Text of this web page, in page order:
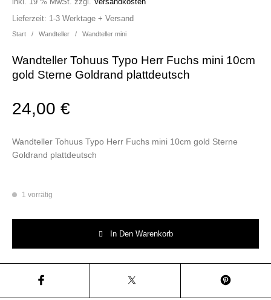
Start / Wandteller / Wandteller mini
Wandteller Tohuus Typo Herr Fuchs mini 10cm
gold Sterne Goldrand plattdeutsch
24,00€
inkl. 19 % MwSt. zzgl.Versandkosten
Wandteller Tohuus Typo Herr Fuchs mini 10cm gold Sterne
Goldrand plattdeutsch
Lieferzeit: 1-3 Werktage + Versand
1 vorrätig
In Den Warenkorb